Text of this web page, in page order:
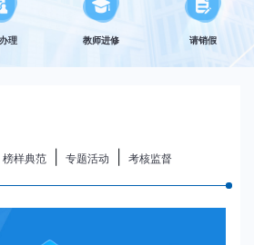
理 教师进修 请销假
榜样典范 专题活动 考核监督